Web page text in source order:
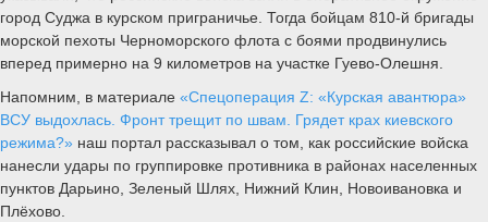
город Суджа в курском приграничье. Тогда бойцам 810-й бригады
морской пехоты Черноморского флота с боями продвинулись
вперед примерно на 9 километров на участке Гуево-Олешня.
Напомним, в материале «Спецоперация Z: «Курская авантюра»
ВСУ выдохлась. Фронт трещит по швам. Грядет крах киевского
режима?» наш портал рассказывал о том, как российские войска
нанесли удары по группировке противника в районах населенных
пунктов Дарьино, Зеленый Шлях, Нижний Клин, Новоивановка и
Плёхово.